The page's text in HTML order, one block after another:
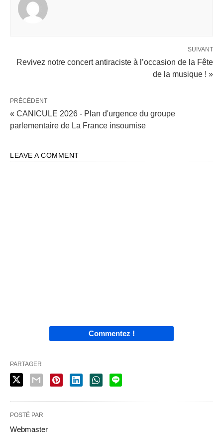
SUIVANT
Revivez notre concert antiraciste à l’occasion de la Fête
de la musique ! »
PRÉCÉDENT
« CANICULE 2026 - Plan d'urgence du groupe
parlementaire de La France insoumise
LEAVE A COMMENT
Commentez !
PARTAGER
POSTÉ PAR
Webmaster